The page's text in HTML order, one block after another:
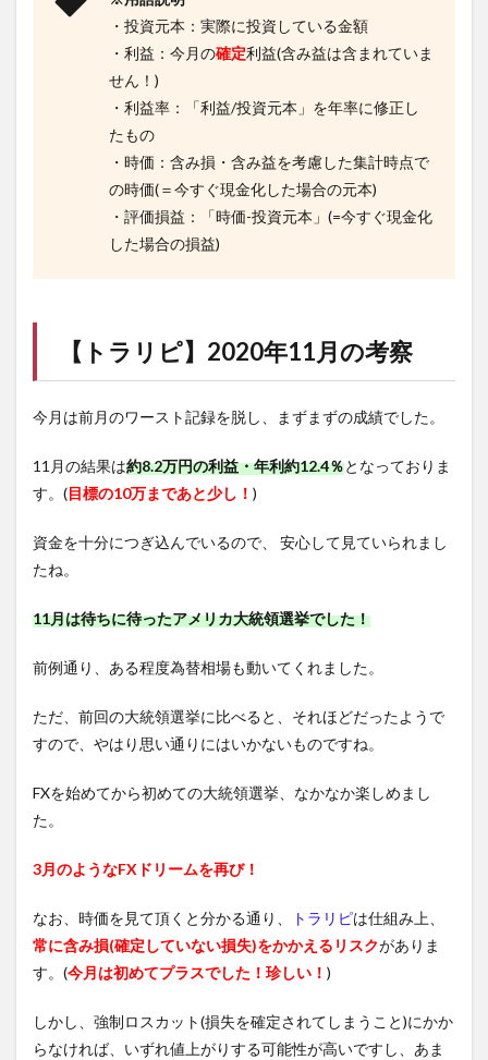
・投資元本：実際に投資している金額
・利益：今月の確定利益(含み益は含まれていま
せん！)
・利益率：「利益/投資元本」を年率に修正し
たもの
・時価：含み損・含み益を考慮した集計時点で
の時価(＝今すぐ現金化した場合の元本)
・評価損益：「時価-投資元本」(=今すぐ現金化
した場合の損益)
【 トラリピ】2020年11月の考察
今月は前月のワースト記録を脱し、まずまずの成績でした。
11月の結果は約8.2万円の利益・年利約12.4％となっておりま
す。(目標の10万まであと少し！ )
資金を十分につぎ込んでいるので、 安心して見ていられまし
たね。
11月は待ちに待ったアメリカ大統領選挙でした！
前例通り、ある程度為替相場も動いてくれました。
ただ、前回の大統領選挙に比べると、それほどだったようで
すので、やはり思い通りにはいかないものですね。
FXを始めてから初めての大統領選挙、なかなか楽しめまし
た。
3月のようなFXドリームを再び！
なお、時価を見て頂くと分かる通り、 トラリピは仕組み上、
常に含み損(確定していない損失)をかかえるリスクがありま
す。(今月は初めてプラスでした！珍しい！ )
しかし、強制ロスカット(損失を確定されてしまうこと)にかか
らなければ、いずれ値上がりする可能性が高いですし、あま